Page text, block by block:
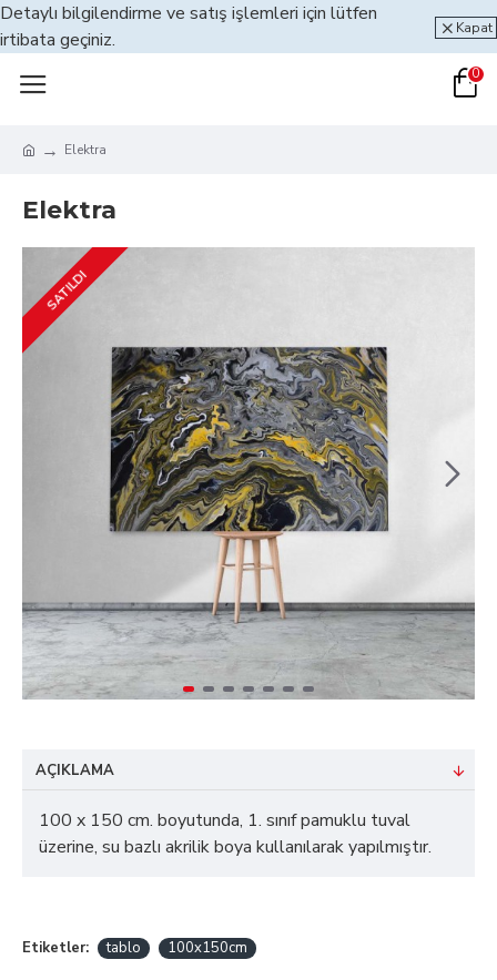
Detaylı bilgilendirme ve satış işlemleri için lütfen
irtibata geçiniz.
Kapat
0
Elektra
Elektra
SATILDI
AÇIKLAMA
100 x 150 cm. boyutunda, 1. sınıf pamuklu tuval
üzerine, su bazlı akrilik boya kullanılarak yapılmıştır.
Etiketler: tablo 100x150cm